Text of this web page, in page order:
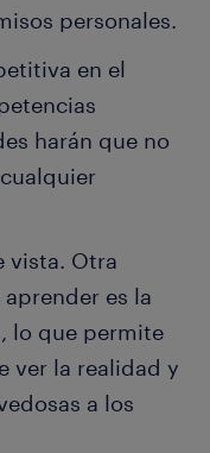
personales.
en el
harán que no
vista. Otra
es la
lo que permite
ver la realidad y
a los